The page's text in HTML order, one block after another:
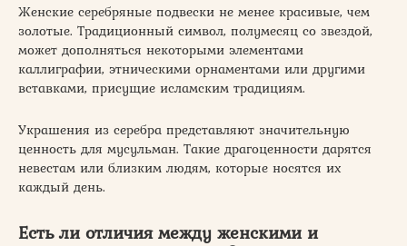
Женские серебряные подвески не менее красивые, чем
золотые. Традиционный символ, полумесяц со звездой,
может дополняться некоторыми элементами
каллиграфии, этническими орнаментами или другими
вставками, присущие исламским традициям.
Украшения из серебра представляют значительную
ценность для мусульман. Такие драгоценности дарятся
невестам или близким людям, которые носятся их
каждый день.
Есть ли отличия между женскими и